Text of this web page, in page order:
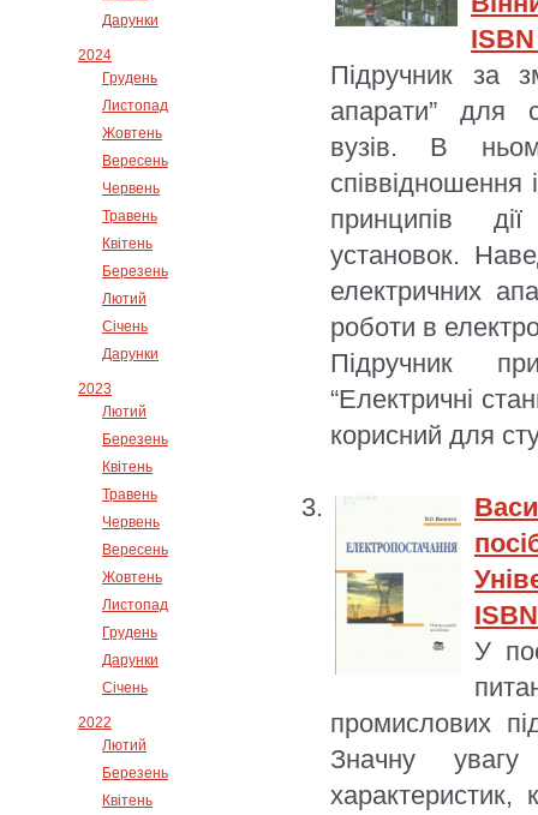
Дарунки
2024
Грудень
Листопад
Жовтень
Вересень
Червень
Травень
Квітень
Березень
Лютий
Січень
Дарунки
2023
Лютий
Березень
Квітень
Травень
Червень
Вересень
Жовтень
Листопад
Грудень
Дарунки
Січень
2022
Лютий
Березень
Квітень
Підручник за
апарати” для
вузів. В
співвідношення
принципів
установок.
електричних
роботи в
Підручник
“Електричні
корисний для
У
промислових
Значну увагу
характеристик,